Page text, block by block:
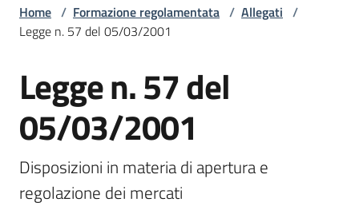
Argomenti
Novità
Servizi
Home / Formazione regolamentata / Allegati /
Legge n. 57 del 05/03/2001
Legge n. 57 del
05/03/2001
Disposizioni in materia di apertura e
regolazione dei mercati